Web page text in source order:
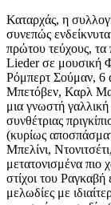
Καταρχάς, η
συνεπώς
πρώτου τεύχους, τα
Lieder σε μουσική
Ρόμπερτ Σούμαν, 6
Μπετόβεν, Καρλ
μια γνωστή
συνθέτριας
(κυρίως
Μπελίνι,
μετατονισμένα πιο
στίχοι του Ραγκαβή
μελωδίες με